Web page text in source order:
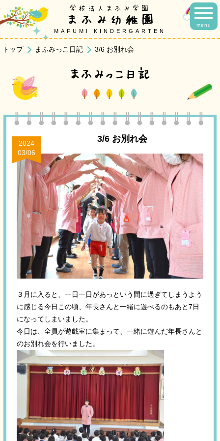
menu
学校法人まふみ学園
まふみ幼稚園
MAFUMI KINDERGARTEN
トップ まふみっこ日記 3/6 お別れ会
まふみっこ日記
3/6 お別れ会
2024
03/06
３月に入ると、一日一日があっという間に過ぎてしまうよう
に感じる今日この頃、年長さんと一緒に遊べるのもあと7日
になってしまいました。
今日は、全員が遊戯室に集まって、一緒に遊んだ年長さんと
のお別れ会を行いました。